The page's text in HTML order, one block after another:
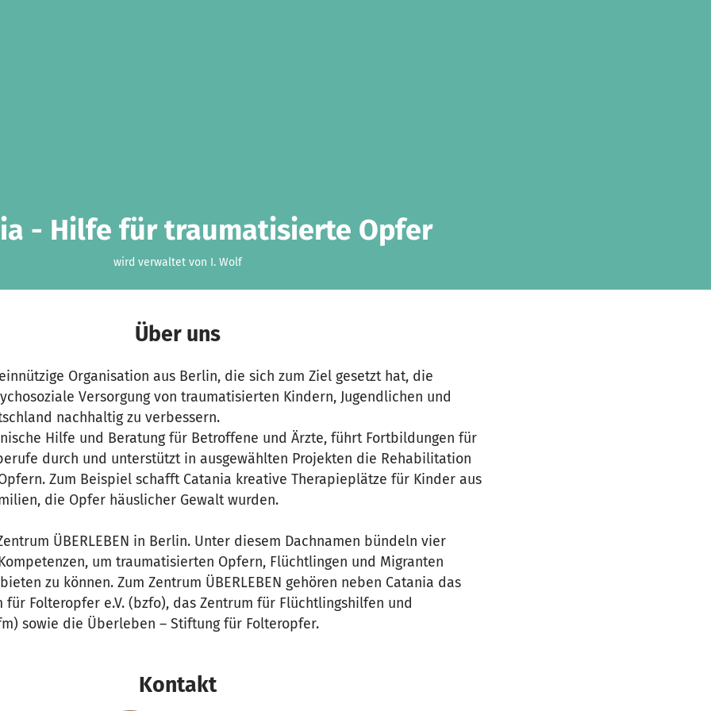
- Hilfe für traumatisierte Opfer
wird verwaltet von I. Wolf
Über uns
Organisation aus Berlin, die sich zum Ziel gesetzt hat, die
Versorgung von traumatisierten Kindern, Jugendlichen und
nachhaltig zu verbessern.
Hilfe und Beratung für Betroffene und Ärzte, führt Fortbildungen für
durch und unterstützt in ausgewählten Projekten die Rehabilitation
Zum Beispiel schafft Catania kreative Therapieplätze für Kinder aus
die Opfer häuslicher Gewalt wurden.
ÜBERLEBEN in Berlin. Unter diesem Dachnamen bündeln vier
um traumatisierten Opfern, Flüchtlingen und Migranten
zu können. Zum Zentrum ÜBERLEBEN gehören neben Catania das
für Folteropfer e.V. (bzfo), das Zentrum für Flüchtlingshilfen und
sowie die Überleben – Stiftung für Folteropfer.
Kontakt